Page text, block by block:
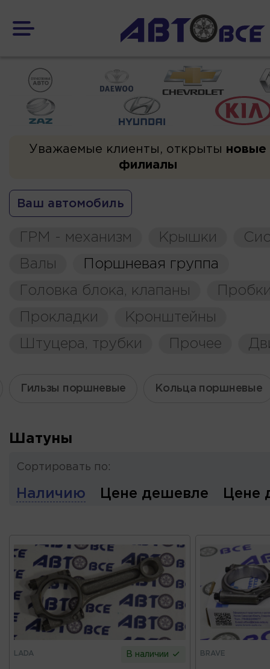
Уважаемые клиенты, открыты новые
филиалы
Ваш автомобиль
ГРМ - механизм Крышки
Валы
Поршневая группа
Головка блока, клапаны
Прокладки
Кронштейны
Штуцера, трубки
Прочее
Гильзы поршневые Кольца поршневые
Шатуны
Сортировать по:
Наличию Цене дешевле Цене
LADA В наличии BRAVE